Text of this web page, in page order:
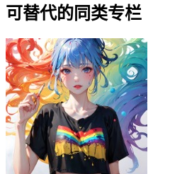
可替代的同类专栏